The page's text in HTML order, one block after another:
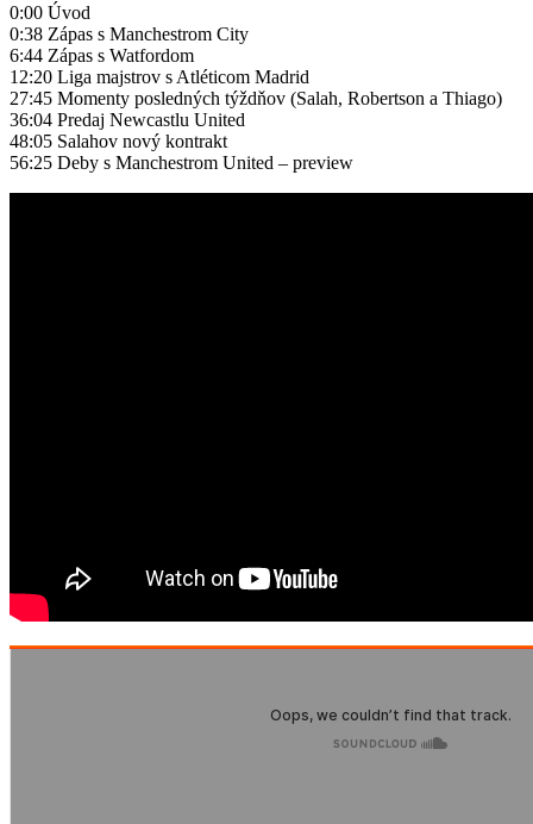
0:00 Úvod
0:38 Zápas s Manchestrom City
6:44 Zápas s Watfordom
12:20 Liga majstrov s Atléticom Madrid
27:45 Momenty posledných týždňov (Salah, Robertson a Thiago)
36:04 Predaj Newcastlu United
48:05 Salahov nový kontrakt
56:25 Deby s Manchestrom United – preview